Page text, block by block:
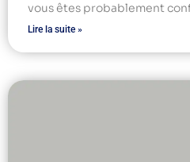
vous êtes probablement
Lire la suite »